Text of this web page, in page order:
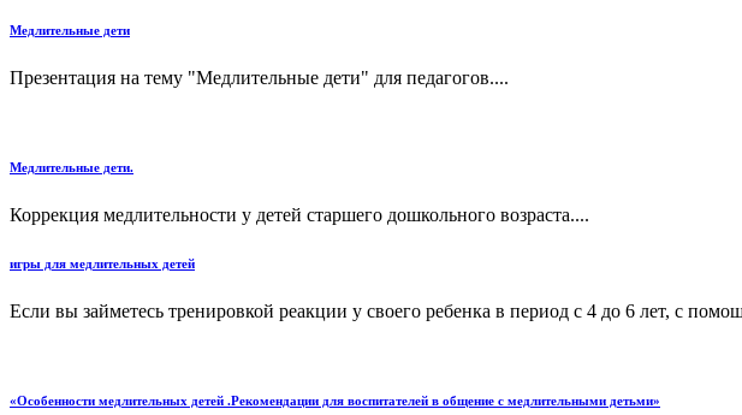
Медлительные дети
Презентация на тему "Медлительные дети" для педагогов....
Медлительные дети.
Коррекция медлительности у детей старшего дошкольного возраста....
игры для медлительных детей
Если вы займетесь тренировкой реакции у своего ребенка в период с 4 до 6 лет, с
«Особенности медлительных детей .Рекомендации для воспитателей в общение с медлительными детьми»